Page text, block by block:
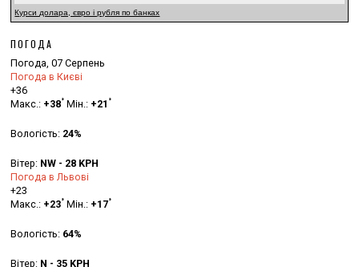
Курси долара, євро і рубля по банках
ПОГОДА
Погода, 07 Серпень
Погода в Києві
+36
Макс.: +38° Мін.: +21 °
Вологість: 24%
Вітер: NW - 28 KPH
Погода в Львові
+23
Макс.: +23° Мін.: +17°
Вологість: 64%
Вітер: N - 35 KPH